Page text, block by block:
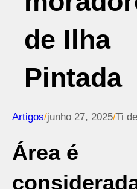
de Ilha
Pintada
Artigos/junho 27, 2025/Ti
Área é